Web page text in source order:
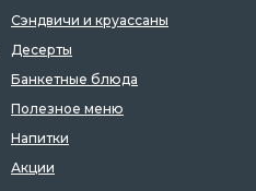
Сэндвичи и круассаны
Десерты
Банкетные блюда
Полезное меню
Напитки
Акции